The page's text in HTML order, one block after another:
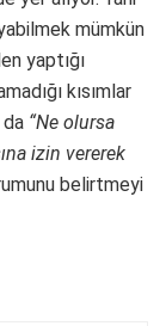
mümkün
yaptığı
kısımlar
“Ne olursa
izin vererek
belirtmeyi